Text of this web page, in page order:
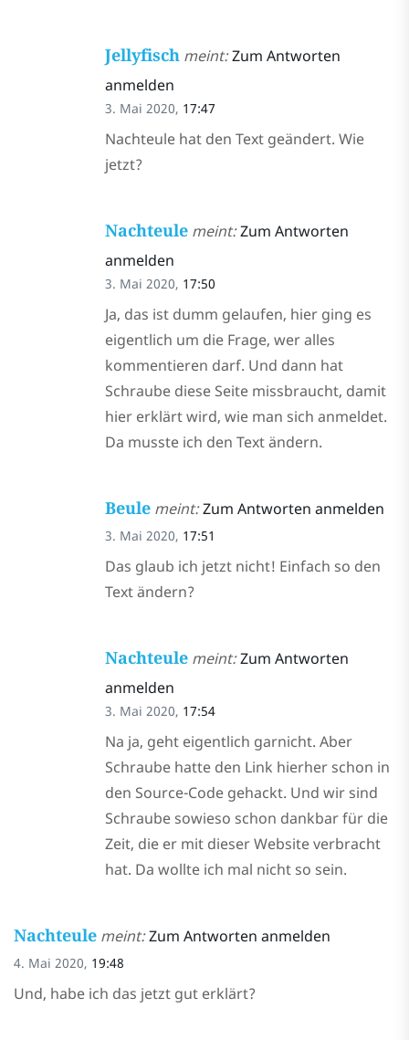
Jellyfisch meint:Zum Antworten
anmelden
3. Mai 2020, 17:47
Nachteule hat den Text geändert. Wie
jetzt?
Nachteule meint:Zum Antworten
anmelden
3. Mai 2020, 17:50
Ja, das ist dumm gelaufen, hier ging es
eigentlich um die Frage, wer alles
kommentieren darf. Und dann hat
Schraube diese Seite missbraucht, damit
hier erklärt wird, wie man sich anmeldet.
Da musste ich den Text ändern.
Beule meint:Zum Antworten anmelden
3. Mai 2020, 17:51
Das glaub ich jetzt nicht! Einfach so den
Text ändern?
Nachteule meint:Zum Antworten
anmelden
3. Mai 2020, 17:54
Na ja, geht eigentlich garnicht. Aber
Schraube hatte den Link hierher schon in
den Source-Code gehackt. Und wir sind
Schraube sowieso schon dankbar für die
Zeit, die er mit dieser Website verbracht
hat. Da wollte ich mal nicht so sein.
Nachteule meint:Zum Antworten anmelden
4. Mai 2020, 19:48
Und, habe ich das jetzt gut erklärt?